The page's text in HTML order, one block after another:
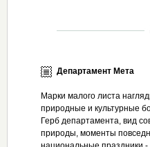
Департамент Мета
Марки малого листа
природные и культурные
Герб департамента, вид
природы, моменты